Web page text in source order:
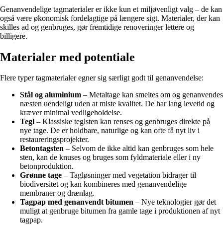
Genanvendelige tagmaterialer er ikke kun et miljøvenligt valg – de kan
også være økonomisk fordelagtige på længere sigt. Materialer, der kan
skilles ad og genbruges, gør fremtidige renoveringer lettere og
billigere.
Materialer med potentiale
Flere typer tagmaterialer egner sig særligt godt til genanvendelse:
Stål og aluminium – Metaltage kan smeltes om og genanvendes
næsten uendeligt uden at miste kvalitet. De har lang levetid og
kræver minimal vedligeholdelse.
Tegl – Klassiske teglsten kan renses og genbruges direkte på
nye tage. De er holdbare, naturlige og kan ofte få nyt liv i
restaureringsprojekter.
Betontagsten – Selvom de ikke altid kan genbruges som hele
sten, kan de knuses og bruges som fyldmateriale eller i ny
betonproduktion.
Grønne tage – Tagløsninger med vegetation bidrager til
biodiversitet og kan kombineres med genanvendelige
membraner og drænlag.
Tagpap med genanvendt bitumen – Nye teknologier gør det
muligt at genbruge bitumen fra gamle tage i produktionen af nyt
tagpap.